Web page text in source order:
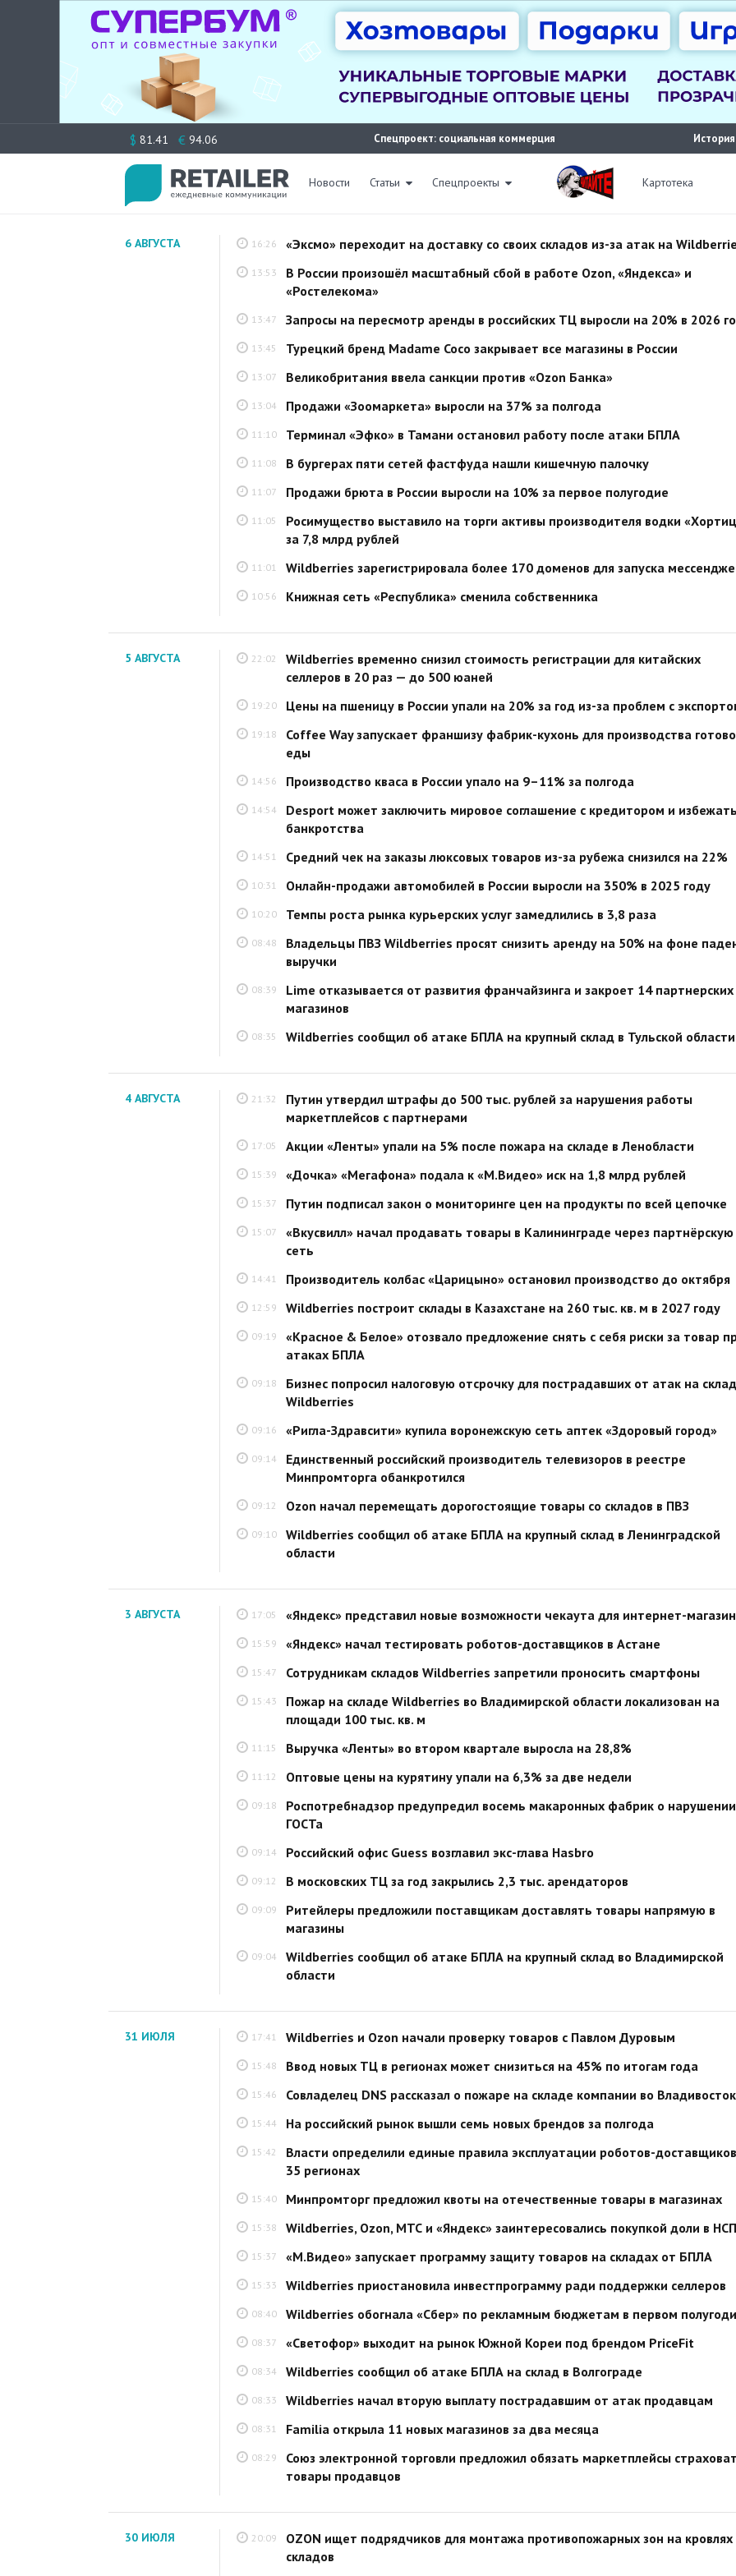
к
$ 81.41 € 94.06 Спецпроект: социальная коммерция
Новости Статьи Спецпроекты Картотека
Рубрика:
Новости
6 АВГУСТА 16:26 «Эксмо» переходит на доставку со своих складов из-за атак на
13:53
В России произошёл масштабный сбой в работе Ozon, «Яндекса» и
«Ростелекома»
13:47 Запросы на пересмотр аренды в российских ТЦ выросли на 20% в 2026
13:45 Турецкий бренд Madame Coco закрывает все магазины в России
13:07 Великобритания ввела санкции против «Ozon Банка»
13:04 Продажи «Зоомаркета» выросли на 37% за полгода
11:10 Терминал «Эфко» в Тамани остановил работу после атаки БПЛА
11:08 В бургерах пяти сетей фастфуда нашли кишечную палочку
11:07 Продажи брюта в России выросли на 10% за первое полугодие
11:05
Росимущество выставило на торги активы производителя водки
за 7,8 млрд рублей
11:01 Wildberries зарегистрировала более 170 доменов для запуска
10:56 Книжная сеть «Республика» сменила собственника
5 АВГУСТА 22:02
Wildberries временно снизил стоимость регистрации для китайских
селлеров в 20 раз — до 500 юаней
19:20 Цены на пшеницу в России упали на 20% за год из-за проблем с
19:18
Coffee Way запускает франшизу фабрик-кухонь для производства
еды
14:56 Производство кваса в России упало на 9–11% за полгода
14:54
Desport может заключить мировое соглашение с кредитором и
банкротства
14:51 Средний чек на заказы люксовых товаров из-за рубежа снизился на 22%
10:31 Онлайн-продажи автомобилей в России выросли на 350% в 2025 году
10:20 Темпы роста рынка курьерских услуг замедлились в 3,8 раза
08:48
Владельцы ПВЗ Wildberries просят снизить аренду на 50% на фоне
выручки
08:39
Lime отказывается от развития франчайзинга и закроет 14 партнерских
магазинов
08:35 Wildberries сообщил об атаке БПЛА на крупный склад в Тульской области
4 АВГУСТА 21:32
Путин утвердил штрафы до 500 тыс. рублей за нарушения работы
маркетплейсов с партнерами
17:05 Акции «Ленты» упали на 5% после пожара на складе в Ленобласти
15:39 «Дочка» «Мегафона» подала к «М.Видео» иск на 1,8 млрд рублей
15:37 Путин подписал закон о мониторинге цен на продукты по всей цепочке
15:07
«Вкусвилл» начал продавать товары в Калининграде через партнёрскую
сеть
14:41 Производитель колбас «Царицыно» остановил производство до октября
12:59 Wildberries построит склады в Казахстане на 260 тыс. кв. м в 2027 году
09:19
«Красное & Белое» отозвало предложение снять с себя риски за товар
атаках БПЛА
09:18
Бизнес попросил налоговую отсрочку для пострадавших от атак на
Wildberries
09:16 «Ригла-Здравсити» купила воронежскую сеть аптек «Здоровый город»
09:14
Единственный российский производитель телевизоров в реестре
Минпромторга обанкротился
09:12 Ozon начал перемещать дорогостоящие товары со складов в ПВЗ
09:10
Wildberries сообщил об атаке БПЛА на крупный склад в Ленинградской
области
3 АВГУСТА 17:05 «Яндекс» представил новые возможности чекаута для интернет-
15:59 «Яндекс» начал тестировать роботов-доставщиков в Астане
15:47 Сотрудникам складов Wildberries запретили проносить смартфоны
15:43
Пожар на складе Wildberries во Владимирской области локализован на
площади 100 тыс. кв. м
11:15 Выручка «Ленты» во втором квартале выросла на 28,8%
11:12 Оптовые цены на курятину упали на 6,3% за две недели
09:18
Роспотребнадзор предупредил восемь макаронных фабрик о нарушении
ГОСТа
09:14 Российский офис Guess возглавил экс-глава Hasbro
09:12 В московских ТЦ за год закрылись 2,3 тыс. арендаторов
09:09
Ритейлеры предложили поставщикам доставлять товары напрямую в
магазины
09:04
Wildberries сообщил об атаке БПЛА на крупный склад во Владимирской
области
31 ИЮЛЯ 17:41 Wildberries и Ozon начали проверку товаров с Павлом Дуровым
15:48 Ввод новых ТЦ в регионах может снизиться на 45% по итогам года
15:46 Совладелец DNS рассказал о пожаре на складе компании во
15:44 На российский рынок вышли семь новых брендов за полгода
15:42
Власти определили единые правила эксплуатации роботов-
35 регионах
15:40 Минпромторг предложил квоты на отечественные товары в магазинах
15:38 Wildberries, Ozon, МТС и «Яндекс» заинтересовались покупкой доли в
15:37 «М.Видео» запускает программу защиту товаров на складах от БПЛА
15:33 Wildberries приостановила инвестпрограмму ради поддержки селлеров
08:40 Wildberries обогнала «Сбер» по рекламным бюджетам в первом
08:37 «Светофор» выходит на рынок Южной Кореи под брендом PriceFit
08:34 Wildberries сообщил об атаке БПЛА на склад в Волгограде
08:33 Wildberries начал вторую выплату пострадавшим от атак продавцам
08:31 Familia открыла 11 новых магазинов за два месяца
08:29
Союз электронной торговли предложил обязать маркетплейсы
товары продавцов
30 ИЮЛЯ 20:09
OZON ищет подрядчиков для монтажа противопожарных зон на кровлях
складов